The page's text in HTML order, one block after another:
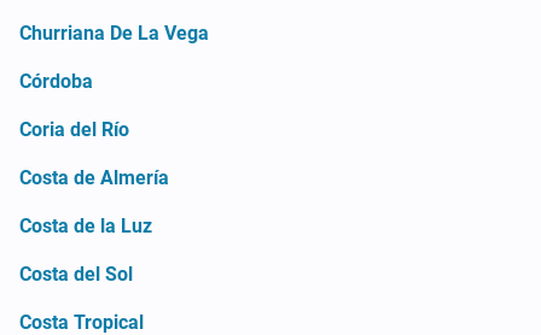
Churriana De La Vega
Córdoba
Coria del Río
Costa de Almería
Costa de la Luz
Costa del Sol
Costa Tropical